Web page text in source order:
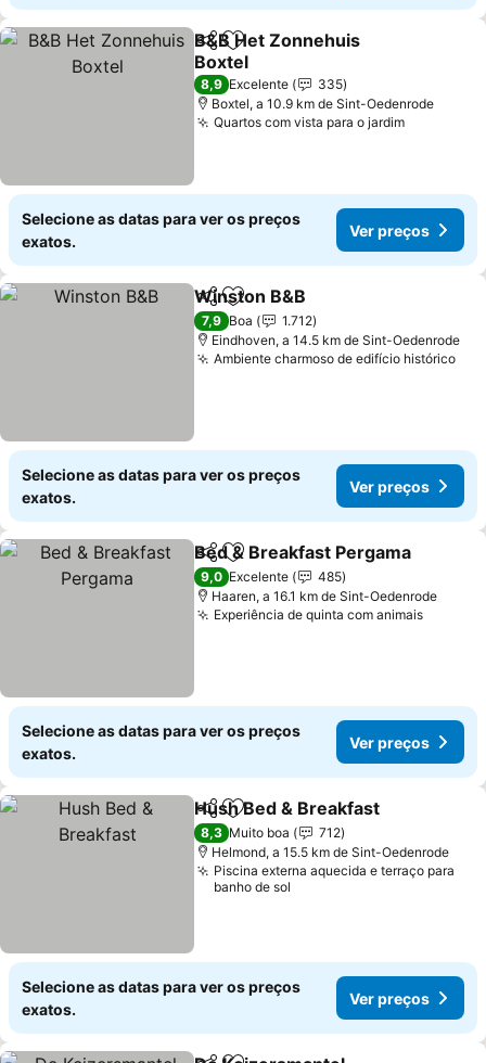
PartilharAdicionar aos favoritos
B&B Het Zonnehuis
Boxtel
8,9 Excelente
335
Boxtel, a 10.9 km de Sint-Oedenrode
Quartos com vista para o jardim
Selecione as datas para ver os preços
exatos.
Ver preços
PartilharAdicionar aos favoritos
Winston B&B
7,9 Boa
1.712
Eindhoven, a 14.5 km de Sint-Oedenrode
Ambiente charmoso de edifício histórico
Selecione as datas para ver os preços
exatos.
Ver preços
PartilharAdicionar aos favoritos
Bed & Breakfast Pergama
9,0 Excelente
485
Haaren, a 16.1 km de Sint-Oedenrode
Experiência de quinta com animais
Selecione as datas para ver os preços
exatos.
Ver preços
PartilharAdicionar aos favoritos
Hush Bed & Breakfast
8,3 Muito boa
712
Helmond, a 15.5 km de Sint-Oedenrode
Piscina externa aquecida e terraço para
banho de sol
Selecione as datas para ver os preços
exatos.
Ver preços